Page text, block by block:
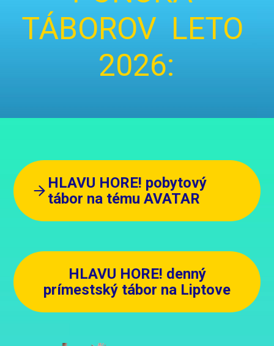
TÁBOROV LETO
2026:
HLAVU HORE! pobytový
tábor na tému AVATAR
HLAVU HORE! denný
prímestský tábor na Liptove